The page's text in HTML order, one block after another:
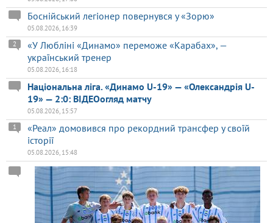
Боснійський легіонер повернувся у «Зорю»
05.08.2026, 16:39
«У Любліні «Динамо» переможе «Карабах», —
український тренер
2
05.08.2026, 16:18
Національна ліга. «Динамо U-19» — «Олександрія U-
19» — 2:0: ВІДЕОогляд матчу
05.08.2026, 15:57
«Реал» домовився про рекордний трансфер у своїй
історії
1
05.08.2026, 15:48